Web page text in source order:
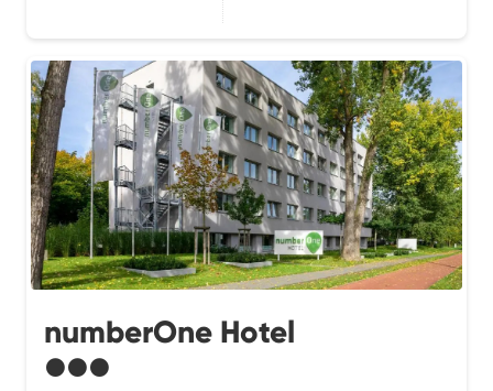
numberOne Hotel
●●●